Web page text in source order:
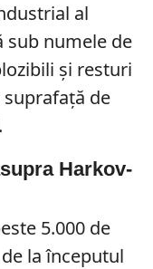
al
sub numele de
și resturi
de
Harkov-
5.000 de
la începutul